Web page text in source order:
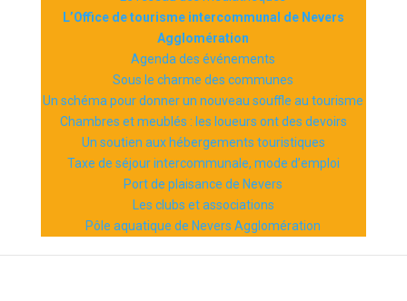
L’Office de tourisme intercommunal de Nevers
Agglomération
Agenda des événements
Sous le charme des communes
Un schéma pour donner un nouveau souffle au tourisme
Chambres et meublés : les loueurs ont des devoirs
Un soutien aux hébergements touristiques
Taxe de séjour intercommunale, mode d’emploi
Port de plaisance de Nevers
Les clubs et associations
Pôle aquatique de Nevers Agglomération